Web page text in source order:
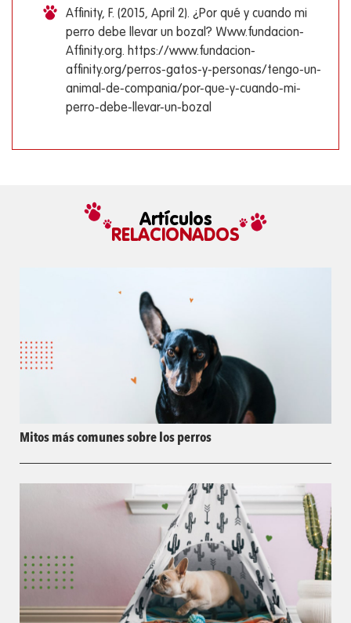
Affinity, F. (2015, April 2). ¿Por qué y cuando mi
perro debe llevar un bozal? Www.fundacion-
Affinity.org. https://www.fundacion-
affinity.org/perros-gatos-y-personas/tengo-un-
animal-de-compania/por-que-y-cuando-mi-
perro-debe-llevar-un-bozal
Artículos
RELACIONADOS
Mitos más comunes sobre los perros